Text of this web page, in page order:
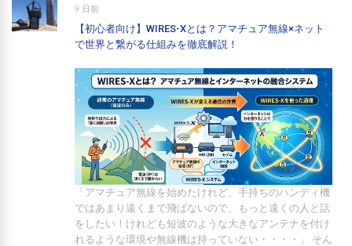
9 日前
【初心者向け】WIRES-Xとは？アマチュア無線×ネット
で世界と繋がる仕組みを徹底解説！
「アマチュア無線を始めたけれど、手持ちのハンディ機
ではあまり遠くまで飛ばないので、もっと遠くの人と話
をしたい！けれども短波のような大きなアンテナを付け
れるような環境や無線機は持っていない・・・・」 そん